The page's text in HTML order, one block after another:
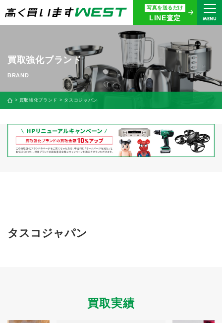
写真を送るだけ
LINE査定 MENU
まずはお気軽にお問い合わせ・
査定をご依頼ください
買取専用ダイヤル
0120-914-094
9:00〜18:30(年中無休)
24時間365日受付
買取に関する質問や相談もすぐにできて便利
簡単操作！LINE査定
新着情報
プライバシーポリシー
規約・同意書
本人確認書類アップロード
買取強化ブランド
買取強化ブランド タスコジャパン
タスコジャパン
買取実績